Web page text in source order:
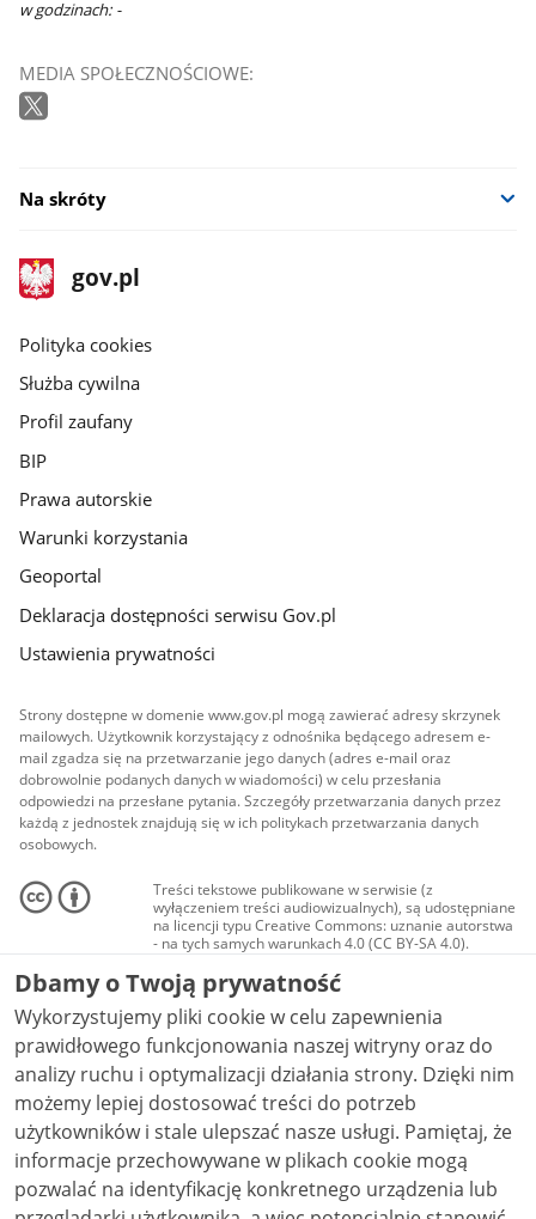
w godzinach: -
MEDIA SPOŁECZNOŚCIOWE:
Na skróty
stopka
gov.pl
Strona
gov.pl
gov.pl
Polityka cookies
Służba cywilna
Profil zaufany
BIP
Prawa autorskie
Warunki korzystania
Geoportal
Deklaracja dostępności serwisu Gov.pl
Ustawienia prywatności
Strony dostępne w domenie www.gov.pl mogą zawierać adresy skrzynek
mailowych. Użytkownik korzystający z odnośnika będącego adresem e-
mail zgadza się na przetwarzanie jego danych (adres e-mail oraz
dobrowolnie podanych danych w wiadomości) w celu przesłania
odpowiedzi na przesłane pytania. Szczegóły przetwarzania danych przez
każdą z jednostek znajdują się w ich politykach przetwarzania danych
osobowych.
Treści tekstowe publikowane w serwisie (z
wyłączeniem treści audiowizualnych), są udostępniane
na licencji typu Creative Commons: uznanie autorstwa
- na tych samych warunkach 4.0 (CC BY-SA 4.0).
Materiały audiowizualne, w tym zdjęcia, materiały
audio i wideo, są udostępniane na licencji typu
Creative Commons: uznanie autorstwa użycie
niekomercyjne - bez utworów zależnych 4.0 (CC BY-
NC-ND 4.0), o ile nie jest to stwierdzone inaczej.
Dbamy o Twoją prywatność
Wykorzystujemy pliki cookie w celu zapewnienia
prawidłowego funkcjonowania naszej witryny oraz do
analizy ruchu i optymalizacji działania strony. Dzięki nim
możemy lepiej dostosować treści do potrzeb
użytkowników i stale ulepszać nasze usługi. Pamiętaj, że
informacje przechowywane w plikach cookie mogą
pozwalać na identyfikację konkretnego urządzenia lub